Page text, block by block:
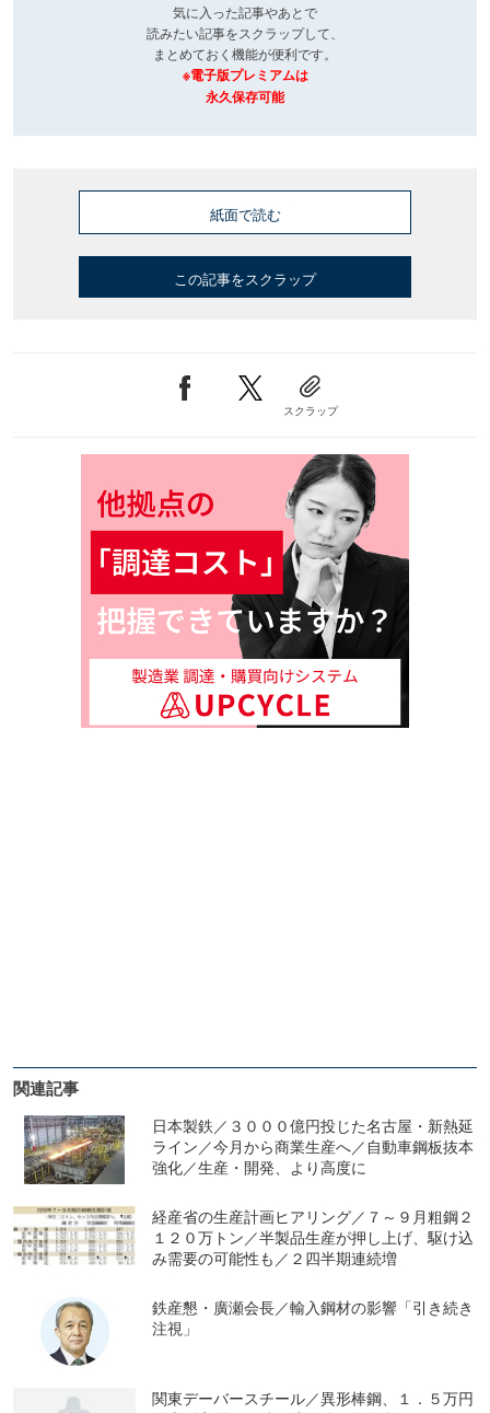
気に入った記事やあとで
読みたい記事をスクラップして、
まとめておく機能が便利です。
※電子版プレミアムは
永久保存可能
紙面で読む
この記事をスクラップ
スクラップ
関連記事
日本製鉄／３０００億円投じた名古屋・新熱延
ライン／今月から商業生産へ／自動車鋼板抜本
強化／生産・開発、より高度に
経産省の生産計画ヒアリング／７～９月粗鋼２
１２０万トン／半製品生産が押し上げ、駆け込
み需要の可能性も／２四半期連続増
鉄産懇・廣瀬会長／輸入鋼材の影響「引き続き
注視」
関東デーバースチール／異形棒鋼、１．５万円